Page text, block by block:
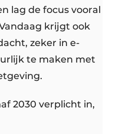
lag de focus vooral
krijgt ook
zeker in e-
te maken met
2030 verplicht in,